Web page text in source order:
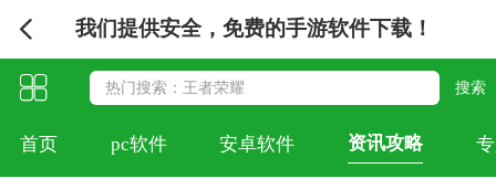
我们提供安全，免费的手游软件下载！
首页 pc软件 安卓软件 资讯攻略